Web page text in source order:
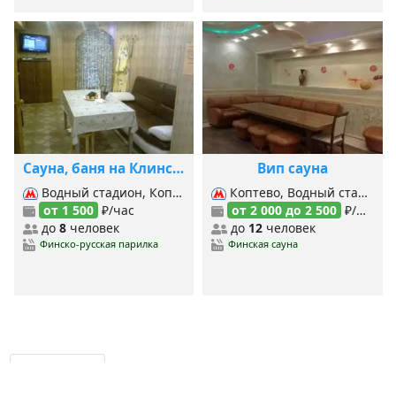
Сауна, баня на Клинской
Водный стадион, Коптево, Планерная, Речной вокзал,
от 1 500 ₽/час
до 8 человек
Финско-русская парилка
Вип сауна
Коптево, Водный стадион, Речной вокзал,
от 2 000 до 2 500 ₽/час
до 12человек
Финская сауна